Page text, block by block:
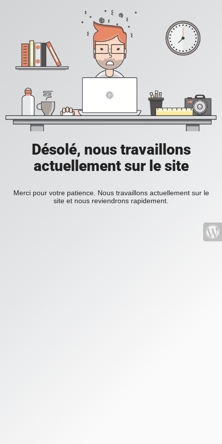
Désolé, nous travaillons
actuellement sur le site
Merci pour votre patience. Nous travaillons actuellement sur le
site et nous reviendrons rapidement.